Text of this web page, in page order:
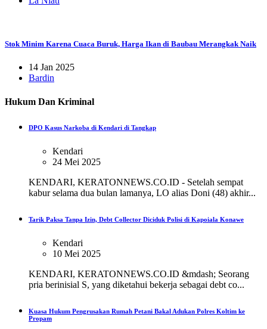
Stok Minim Karena Cuaca Buruk, Harga Ikan di Baubau Merangkak Naik
14 Jan 2025
Bardin
Hukum Dan Kriminal
DPO Kasus Narkoba di Kendari di Tangkap
Kendari
24 Mei 2025
KENDARI, KERATONNEWS.CO.ID - Setelah sempat
kabur selama dua bulan lamanya, LO alias Doni (48) akhir...
Tarik Paksa Tanpa Izin, Debt Collector Diciduk Polisi di Kapoiala Konawe
Kendari
10 Mei 2025
KENDARI, KERATONNEWS.CO.ID &mdash; Seorang
pria berinisial S, yang diketahui bekerja sebagai debt co...
Kuasa Hukum Pengrusakan Rumah Petani Bakal Adukan Polres Koltim ke
Propam